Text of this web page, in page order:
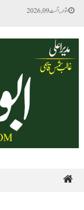
اتوار, اگست 09, 2026